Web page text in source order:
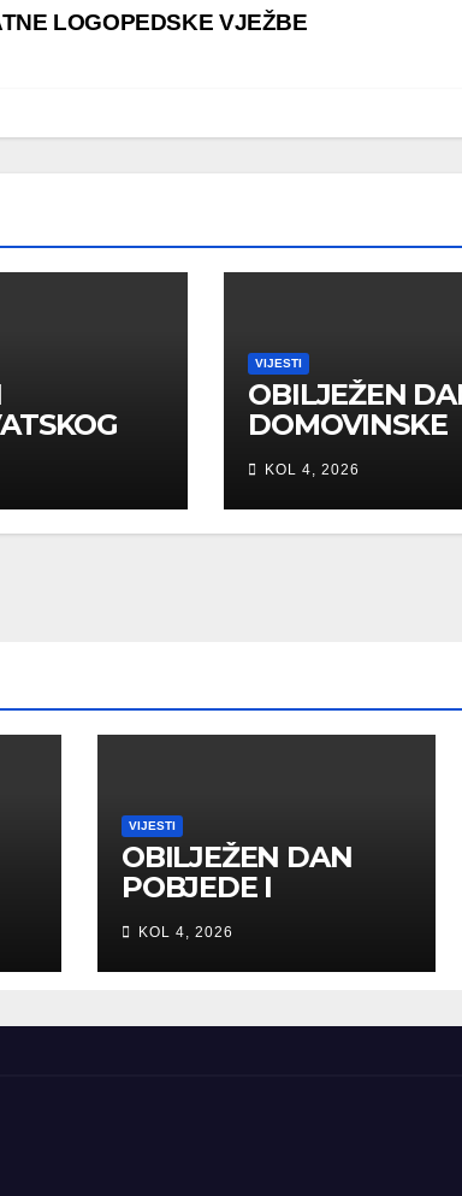
LOGOPEDSKE VJEŽBE
VIJESTI
OBILJEŽEN
DOMOVINSKE
ZAHVALNOSTI
NEDELJI
KOL 4, 2026
VIJESTI
OBILJEŽEN DAN
POBJEDE I
DOMOVINSKE
ZAHVALNOSTI U
SVETOJ NEDELJI
KOL 4, 2026